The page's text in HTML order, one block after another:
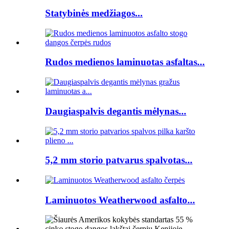
Statybinės medžiagos...
Rudos medienos laminuotas asfaltas...
Daugiaspalvis degantis mėlynas...
5,2 mm storio patvarus spalvotas...
Laminuotos Weatherwood asfalto...